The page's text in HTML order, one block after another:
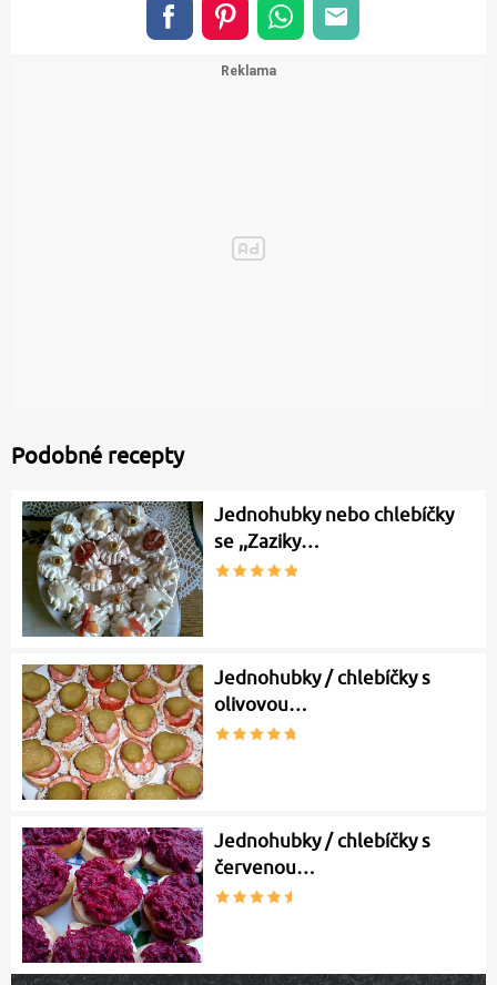
Podobné recepty
Jednohubky nebo chlebíčky
se ,,Zaziky…
Jednohubky / chlebíčky s
olivovou…
Jednohubky / chlebíčky s
červenou…